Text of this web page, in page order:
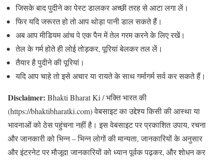
जिसके बाद पुदीने का पेस्ट डालकर अच्छी तरह से आटा लगा लें।
फिर यदि जरूरत हो तो आप थोड़ा पानी डाल सकते हैं।
अब आप मीडियम आंच पे एक पैन में तेल गरम करने के लिए रखें।
तेल के गर्म होते ही लोई तोड़कर, पूरियां बेलकर तल लें।
तैयार है पुदीने की पूरियां।
यदि आप चाहे तो इसे अचार या रायते के साथ गर्मागर्म सर्व कर सकते हैं।
Disclaimer: Bhakti Bharat Ki / भक्ति भारत की
(https://bhaktibharatki.com) वेबसाइट का उद्देश्य किसी की आस्था या
भावनाओं को ठेस पहुंचना नहीं है। इस वेबसाइट पर प्रकाशित उपाय, रचना
और जानकारी को भिन्न – भिन्न लोगों की मान्यता, जानकारियों के अनुसार
और इंटरनेट पर मौजूदा जानकारियों को ध्यान पूर्वक पढ़कर, और शोधन कर